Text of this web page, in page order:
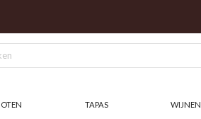
TAPAS WIJNEN